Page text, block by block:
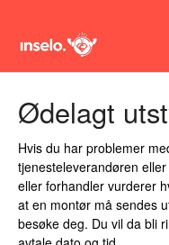
Ødelagt
Hvis du har problemer
tjenesteleverandøren
eller forhandler vurderer
at en montør må sendes
besøke deg. Du vil da bli